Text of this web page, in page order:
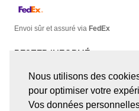
Nous utilisons des
pour optimiser votre
Vos données
Envoi sûr et assuré via FedEx
RESTER INFORMÉ